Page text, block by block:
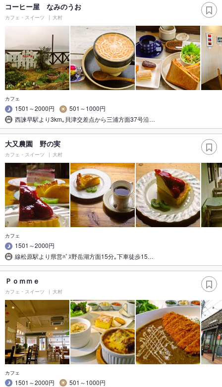
コーヒー屋 なみのうお
カフェ・スイーツ 大村
カフェ
1501～2000円
501～1000円
西諫早駅より3km｡貝津交差点から三浦方面37号沿…
大又農園 野の実
カフェ・スイーツ 大村
カフェ
1501～2000円
線松原駅より県営ﾊﾞｽ野岳湖方面15分｡下車徒歩15…
Ｐｏｍｍｅ
カフェ・スイーツ 大村
カフェ
1501～2000円
501～1000円